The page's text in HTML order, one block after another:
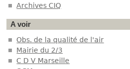
Archives CIQ
A voir
Obs. de la qualité de l'air
Mairie du 2/3
C D V Marseille